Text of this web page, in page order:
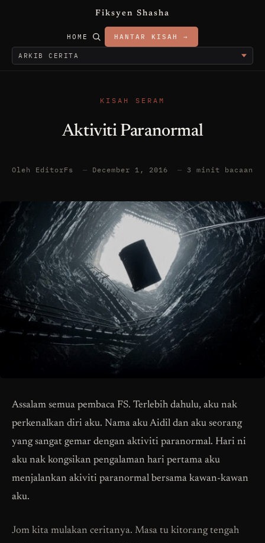
Fiksyen Shasha
HOME HANTAR KISAH →
KISAH SERAM
Aktiviti Paranormal
Oleh EditorFs — December 1, 2016 — 3 minit bacaan
Assalam semua pembaca FS. Terlebih dahulu, aku nak
perkenalkan diri aku. Nama aku Aidil dan aku seorang
yang sangat gemar dengan aktiviti paranormal. Hari ni
aku nak kongsikan pengalaman hari pertama aku
menjalankan akiviti paranormal bersama kawan-kawan
aku.
Jom kita mulakan ceritanya. Masa tu kitorang tengah